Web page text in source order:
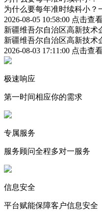
为什么要每年准时续科小？
2026-08-05 10:58:00 点击查
新疆维吾尔自治区高新技术
新疆维吾尔自治区高新技术
2026-08-03 17:11:00 点击查
极速响应
第一时间相应你的需求
专属服务
服务顾问全程多对一服务
信息安全
平台赋能保障客户信息安全